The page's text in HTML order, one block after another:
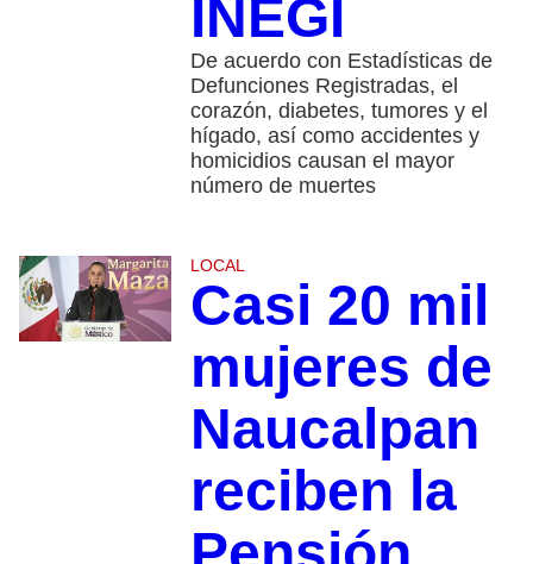
INEGI
De acuerdo con Estadísticas de
Defunciones Registradas, el
corazón, diabetes, tumores y el
hígado, así como accidentes y
homicidios causan el mayor
número de muertes
LOCAL
Casi 20 mil
mujeres de
Naucalpan
reciben la